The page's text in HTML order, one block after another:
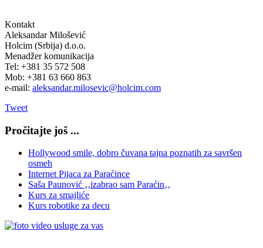
Kontakt
Aleksandar Milošević
Holcim (Srbija) d.o.o.
Menadžer komunikacija
Tel: +381 35 572 508
Mob: +381 63 660 863
e-mail: aleksandar.milosevic@holcim.com
Tweet
Pročitajte još ...
Hollywood smile, dobro čuvana tajna poznatih za savršen
osmeh
Internet Pijaca za Paraćince
Saša Paunović ‚‚izabrao sam Paraćin‚‚
Kurs za smajliće
Kurs robotike za decu